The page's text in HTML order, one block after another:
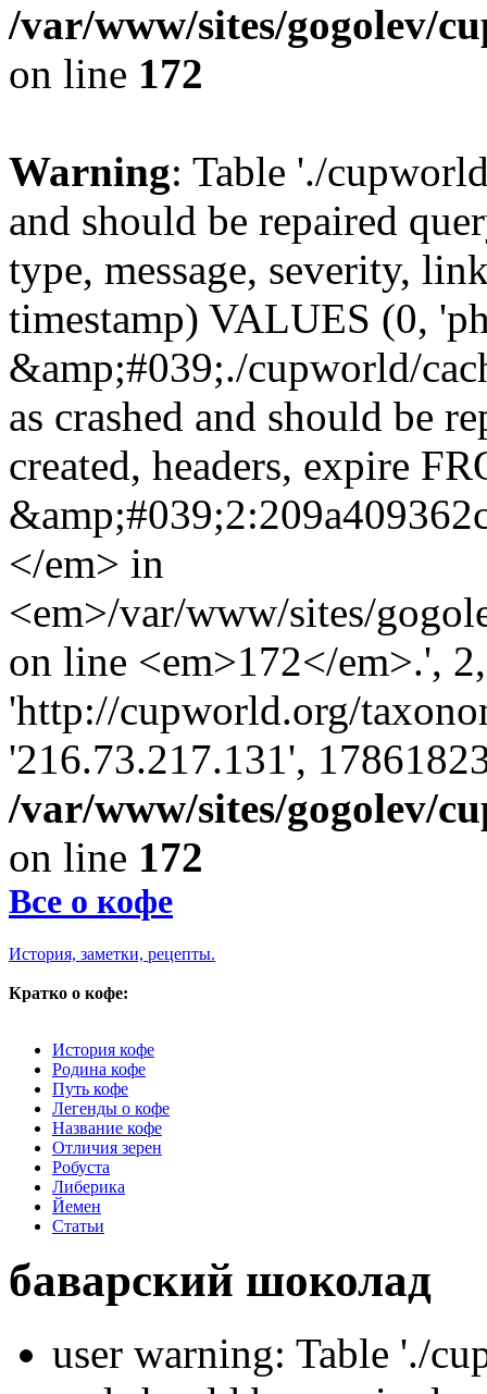
/var/www/sites/gogolev/
on line 172
Warning: Table './
and should be repaired
type, message, severity,
timestamp) VALUES (0,
&amp;#039;./cupworld/
as crashed and should be
created, headers, expire
</em> in
<em>/var/www/sites/
on line <em>172</em>.',
'http://cupworld.org/
'216.73.217.131',
/var/www/sites/gogolev/
on line 172
Все о кофе
История, заметки, рецепты.
Кратко о кофе:
История кофе
Родина кофе
Путь кофе
Легенды о кофе
Название кофе
Отличия зерен
Робуста
Либерика
Йемен
Статьи
баварский шоколад
user warning: Table './